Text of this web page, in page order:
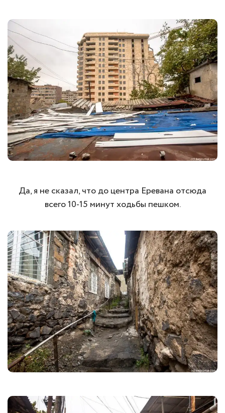
Да, я не сказал, что до центра Еревана отсюда
всего 10-15 минут ходьбы пешком.